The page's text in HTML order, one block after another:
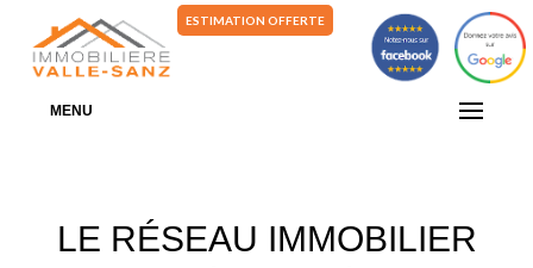
ESTIMATION OFFERTE
MENU
LE RÉSEAU IMMOBILIER